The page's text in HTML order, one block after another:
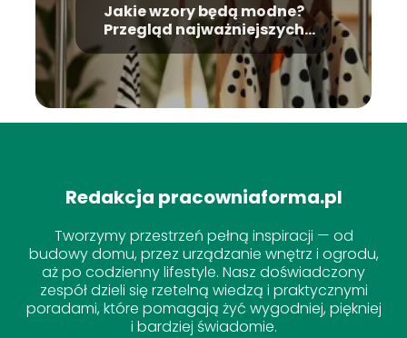
Jakie wzory będą modne?
Przegląd najważniejszych
trendów
Redakcja pracowniaforma.pl
Tworzymy przestrzeń pełną inspiracji — od
budowy domu, przez urządzanie wnętrz i ogrodu,
aż po codzienny lifestyle. Nasz doświadczony
zespół dzieli się rzetelną wiedzą i praktycznymi
poradami, które pomagają żyć wygodniej, piękniej
i bardziej świadomie.